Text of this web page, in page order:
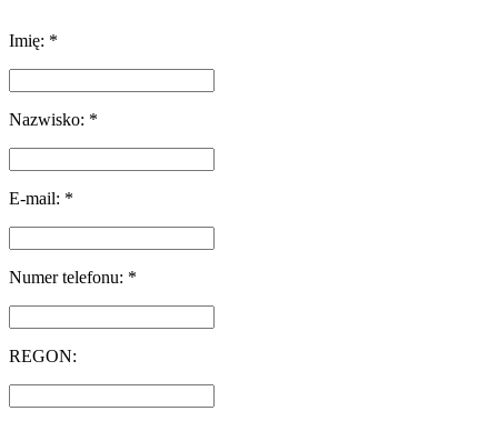
Imię: *
Nazwisko: *
E-mail: *
Numer telefonu: *
REGON: